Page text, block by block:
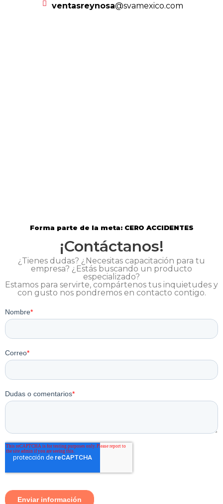
ventasreynosa@svamexico.com
Forma parte de la meta: CERO ACCIDENTES
¡Contáctanos!
¿Tienes dudas? ¿Necesitas capacitación para tu
empresa? ¿Estás buscando un producto
especializado?
Estamos para servirte, compártenos tus inquietudes y
con gusto nos pondremos en contacto contigo.